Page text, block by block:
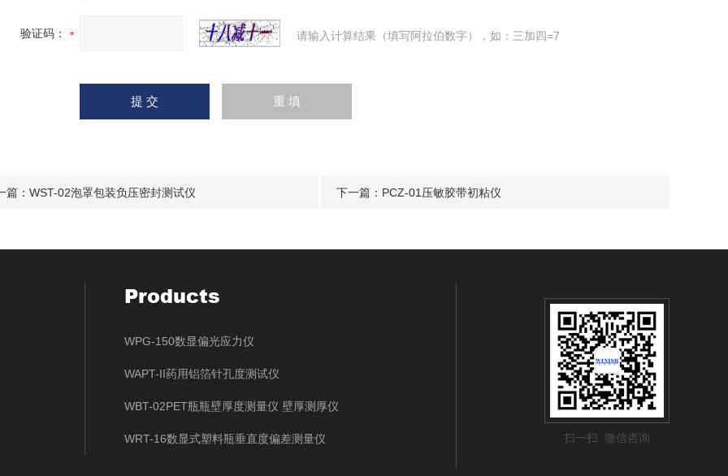
验证码： 请输入计算结果（填写阿拉伯数字），如：三加四=7
篇： WST-02泡罩包装负压密封测试仪 下一篇： PCZ-01压敏胶带初粘仪
Products
WPG-150数显偏光应力仪
WAPT-II药用铝箔针孔度测试仪
WBT-02PET瓶瓶壁厚度测量仪 壁厚测厚仪
WRT-16数显式塑料瓶垂直度偏差测量仪 扫一扫 微信咨询